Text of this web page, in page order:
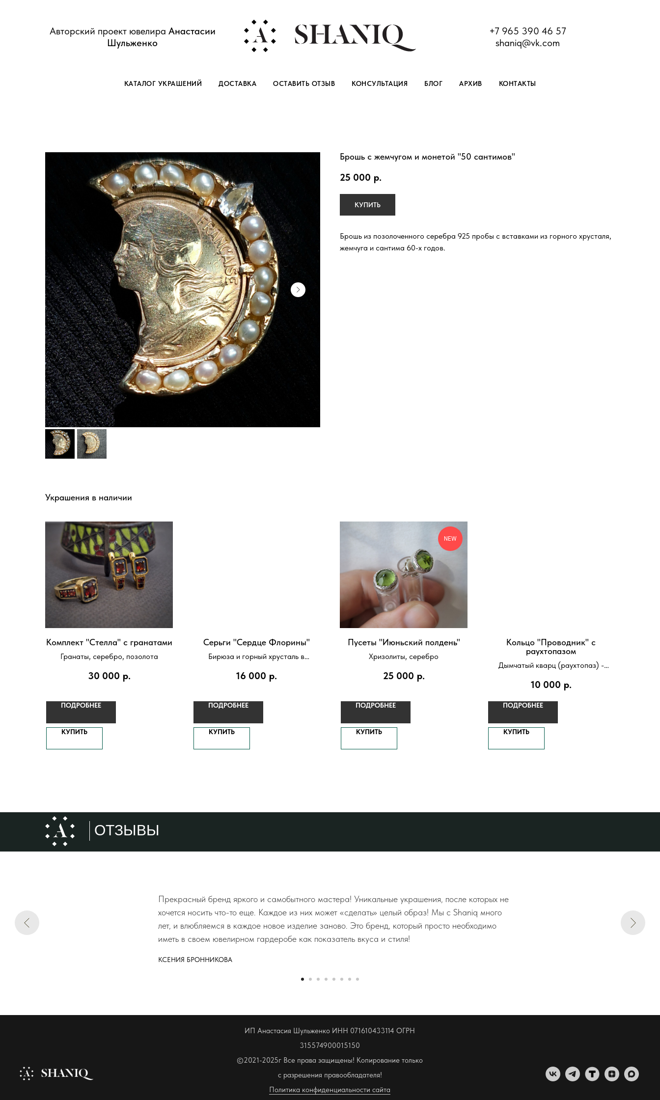
Авторский проект ювелира Анастасии
Шульженко
+7 965 390 46 57
shaniq@vk.com
КАТАЛОГ УКРАШЕНИЙ ДОСТАВКА ОСТАВИТЬ ОТЗЫВ КОНСУЛЬТАЦИЯ БЛОГ АРХИВ КОНТАКТЫ
Брошь с жемчугом и монетой "50 сантимов"
25 000 р.
КУПИТЬ
Брошь из позолоченного серебра 925 пробы с вставками из горного хрусталя,
жемчуга и сантима 60-х годов.
Украшения в наличии
Комплект "Стелла" с гранатами
Гранаты, серебро, позолота
30 000 р.
ПОДРОБНЕЕ
КУПИТЬ
Серьги "Сердце Флорины"
Бирюза и горный хрусталь в
16 000 р.
ПОДРОБНЕЕ
КУПИТЬ
NEW
Пусеты "Июньский полдень"
Хризолиты, серебро
25 000 р.
ПОДРОБНЕЕ
КУПИТЬ
Кольцо "Проводник" с
раухтопазом
Дымчатый кварц (раухтопаз) -
владельцу силу с легкостью
проходить любые испытания Пути.
10 000 р.
ПОДРОБНЕЕ
КУПИТЬ
ОТЗЫВЫ
Прекрасный бренд яркого и самобытного мастера! Уникальные украшения, после которых не
хочется носить что-то еще. Каждое из них может «сделать» целый образ! Мы с Shaniq много
лет, и влюбляемся в каждое новое изделие заново. Это бренд, который просто необходимо
иметь в своем ювелирном гардеробе как показатель вкуса и стиля!
КСЕНИЯ БРОННИКОВА
ИП Анастасия Шульженко ИНН 071610433114 ОГРН
315574900015150
©2021-2025г Все права защищены! Копирование только
с разрешения правообладателя!
Политика конфиденциальности сайта